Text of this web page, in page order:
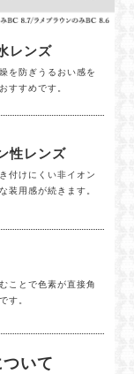
レンズ
を防ぎうるおい感を
すすめです。
性レンズ
付けにくい非イオン
装用感が続きます。
ことで色素が直接角
す。
いて